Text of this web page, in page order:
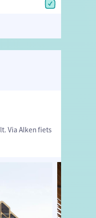
Via Alken fiets